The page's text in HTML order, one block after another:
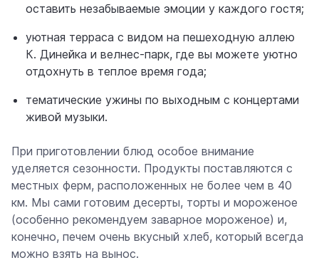
оставить незабываемые эмоции у каждого гостя;
уютная терраса с видом на пешеходную аллею
К. Динейка и велнес-парк, где вы можете уютно
отдохнуть в теплое время года;
тематические ужины по выходным с концертами
живой музыки.
При приготовлении блюд особое внимание
уделяется сезонности. Продукты поставляются с
местных ферм, расположенных не более чем в 40
км. Мы сами готовим десерты, торты и мороженое
(особенно рекомендуем заварное мороженое) и,
конечно, печем очень вкусный хлеб, который всегда
можно взять на вынос.